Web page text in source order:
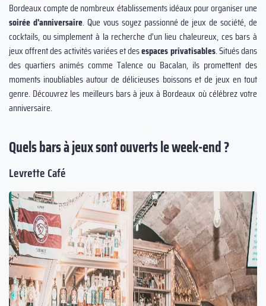
Bordeaux compte de nombreux établissements idéaux pour organiser une
soirée d'anniversaire. Que vous soyez passionné de jeux de société, de
cocktails, ou simplement à la recherche d'un lieu chaleureux, ces bars à
jeux offrent des activités variées et desespaces privatisables. Situés dans
des quartiers animés comme Talence ou Bacalan, ils promettent des
moments inoubliables autour de délicieuses boissons et de jeux en tout
genre. Découvrez les meilleurs bars à jeux à Bordeaux où célébrez votre
anniversaire.
Quels bars à jeux sont ouverts le week-end ?
Levrette Café